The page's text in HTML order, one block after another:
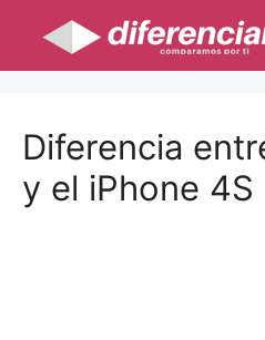
contenido
Diferencia
y el iPhone 4S